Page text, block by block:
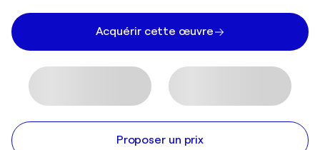
Acquérir cette œuvre
Proposer un prix